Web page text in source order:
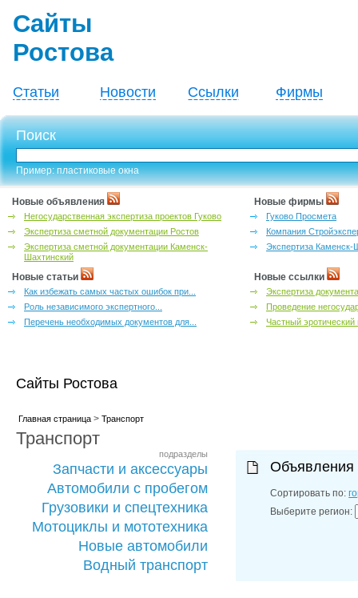
Сайты
Ростова
Статьи Новости Ссылки Фирмы
Поиск
Пример: пластиковые окна
Новые объявления
Негосударственная экспертиза проектов Гуково
Экспертиза сметной документации Ростов
Экспертиза сметной документации Каменск-
Шахтинский
Новые фирмы
Гуково Просмета
Компания
Экспертиза Каменск-
Новые статьи
Как избежать самых частых ошибок при...
Роль независимого экспертного...
Перечень необходимых документов для...
Новые ссылки
Экспертиза
Проведение
Частный
Сайты Ростова
Главная страница> Транспорт
Транспорт
подразделы
Запчасти и аксессуары
Автомобили с пробегом
Грузовики и спецтехника
Мотоциклы и мототехника
Новые автомобили
Водный транспорт
Сортировать по:
Выберите регион: